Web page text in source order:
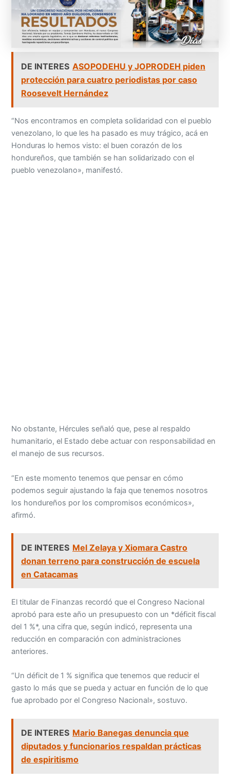
DE INTERES ASOPODEHU y JOPRODEH piden
protección para cuatro periodistas por caso
Roosevelt Hernández
“Nos encontramos en completa solidaridad con el pueblo
venezolano, lo que les ha pasado es muy trágico, acá en
Honduras lo hemos visto: el buen corazón de los
hondureños, que también se han solidarizado con el
pueblo venezolano», manifestó.
No obstante, Hércules señaló que, pese al respaldo
humanitario, el Estado debe actuar con responsabilidad en
el manejo de sus recursos.
“En este momento tenemos que pensar en cómo
podemos seguir ajustando la faja que tenemos nosotros
los hondureños por los compromisos económicos»,
afirmó.
DE INTERES Mel Zelaya y Xiomara Castro
donan terreno para construcción de escuela
en Catacamas
El titular de Finanzas recordó que el Congreso Nacional
aprobó para este año un presupuesto con un *déficit fiscal
del 1 %*, una cifra que, según indicó, representa una
reducción en comparación con administraciones
anteriores.
“Un déficit de 1 % significa que tenemos que reducir el
gasto lo más que se pueda y actuar en función de lo que
fue aprobado por el Congreso Nacional», sostuvo.
DE INTERES Mario Banegas denuncia que
diputados y funcionarios respaldan prácticas
de espiritismo